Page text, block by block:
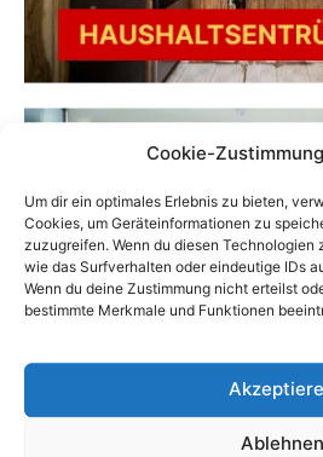
Cookie-
Um dir ein optimales Erlebnis zu bieten,
Cookies, um Geräteinformationen zu
zuzugreifen. Wenn du diesen Technologien
wie das Surfverhalten oder eindeutige IDs
Wenn du deine Zustimmung nicht erteilst
bestimmte Merkmale und Funktionen
Ablehnen